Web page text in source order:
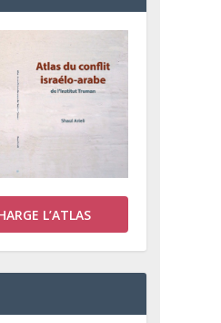
L’ATLAS